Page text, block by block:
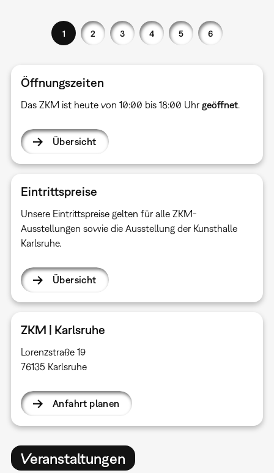
1 2 3 4 5 6
Öffnungszeiten
Das ZKM ist heute von 10:00 bis 18:00 Uhr geöffnet.
Übersicht
Eintrittspreise
Unsere Eintrittspreise gelten für alle ZKM-
Ausstellungen sowie die Ausstellung der Kunsthalle
Karlsruhe.
Übersicht
ZKM | Karlsruhe
Lorenzstraße 19
76135 Karlsruhe
Anfahrt planen
Veranstaltungen